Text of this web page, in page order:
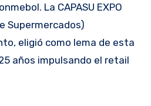
La CAPASU EXPO
Supermercados)
eligió como lema de esta
años impulsando el retail